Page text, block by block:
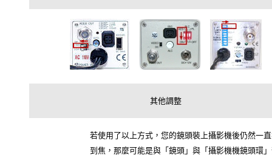
其他調整
若使用了以上方式，您的鏡頭裝上攝影機後仍然一
到焦，那麼可能是與「鏡頭」與「攝影機機鏡頭環